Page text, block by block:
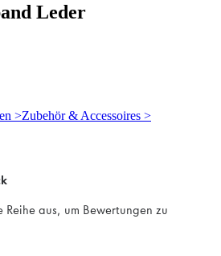
Leder
>Zubehör & Accessoires >